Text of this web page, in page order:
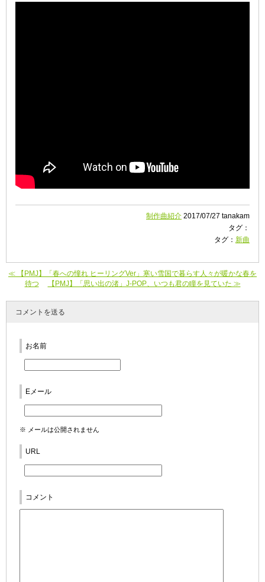
制作曲紹介 2017/07/27 tanakam
タグ：
タグ： 新曲
≪ 【PMJ】「春への憧れ ヒーリングVer」寒い雪国で暮らす人々が暖かな春を
待つ
【PMJ】「思い出の渚」J-POP、いつも君の瞳を見ていた ≫
コメントを送る
お名前
Eメール
※ メールは公開されません
URL
コメント